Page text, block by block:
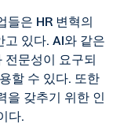
들은 HR 변혁의
있다. AI와 같은
문성이 요구되
할 수 있다. 또한
을 갖추기 위한 인
다.